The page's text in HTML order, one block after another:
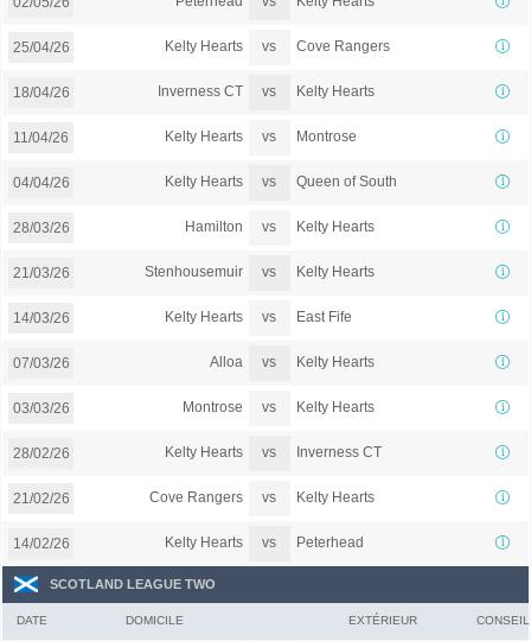
25/04/26 Kelty Hearts vs Cove Rangers
18/04/26 Inverness CT vs Kelty Hearts
11/04/26 Kelty Hearts vs Montrose
04/04/26 Kelty Hearts vs Queen of South
28/03/26 Hamilton vs Kelty Hearts
21/03/26 Stenhousemuir vs Kelty Hearts
14/03/26 Kelty Hearts vs East Fife
07/03/26 Alloa vs Kelty Hearts
03/03/26 Montrose vs Kelty Hearts
28/02/26 Kelty Hearts vs Inverness CT
21/02/26 Cove Rangers vs Kelty Hearts
14/02/26 Kelty Hearts vs Peterhead
SCOTLAND LEAGUE TWO
DATE DOMICILE EXTÉRIEUR CONSEIL